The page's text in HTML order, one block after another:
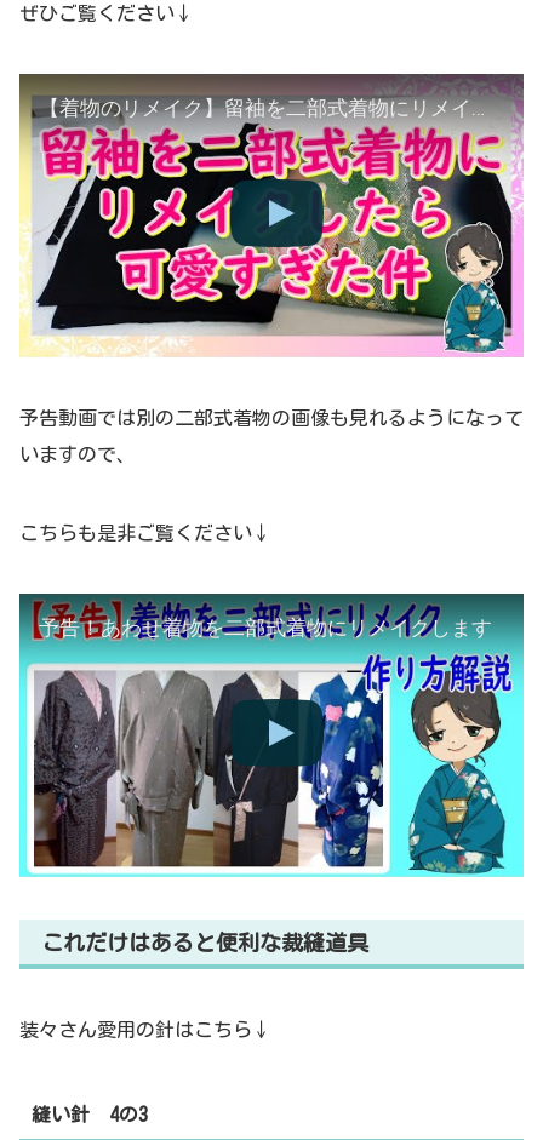
ぜひご覧ください↓
【着物のリメイク】留袖を二部式着物にリメイクしました
予告動画では別の二部式着物の画像も見れるようになって
いますので、
こちらも是非ご覧ください↓
予告！あわせ着物を二部式着物にリメイクします
これだけはあると便利な裁縫道具
装々さん愛用の針はこちら↓
縫い針 4の3